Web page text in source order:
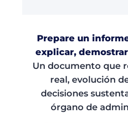
Prepare un
explicar,
Un documento que
real, evolución
decisiones
órgano de